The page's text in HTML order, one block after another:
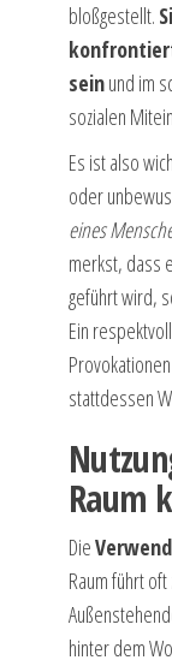
bloßgestellt.
seinund im
sozialen
Es ist also
oder
eines
merkst, dass
geführt wird,
Ein
stattdessen
Raum
Die
Raum führt
hinter dem